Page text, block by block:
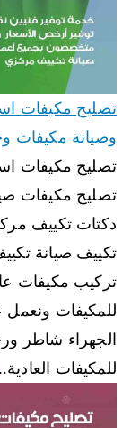
وصيانة مكيفات
تصليح مكيفات
دكتات تكييف
تكييف صيانة
تركيب مكيفات
للمكيفات
الجهراء شاطر
للمكيفات